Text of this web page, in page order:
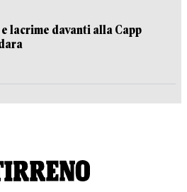
lacrime davanti alla Capp